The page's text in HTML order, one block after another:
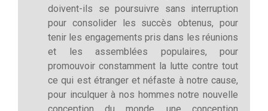
doivent-ils se poursuivre sans interruption
pour consolider les succès obtenus, pour
tenir les engagements pris dans les réunions
et les assemblées populaires, pour
promouvoir constamment la lutte contre tout
ce qui est étranger et néfaste à notre cause,
pour inculquer à nos hommes notre nouvelle